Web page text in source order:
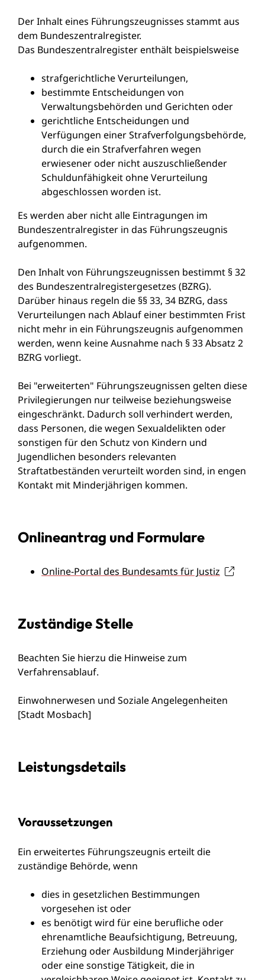
Der Inhalt eines Führungszeugnisses stammt aus
dem Bundeszentralregister.
Das Bundeszentralregister enthält beispielsweise
strafgerichtliche Verurteilungen,
bestimmte Entscheidungen von
Verwaltungsbehörden und Gerichten oder
gerichtliche Entscheidungen und
Verfügungen einer Strafverfolgungsbehörde,
durch die ein Strafverfahren wegen
erwiesener oder nicht auszuschließender
Schuldunfähigkeit ohne Verurteilung
abgeschlossen worden ist.
Es werden aber nicht alle Eintragungen im
Bundeszentralregister in das Führungszeugnis
aufgenommen.
Den Inhalt von Führungszeugnissen bestimmt § 32
des Bundeszentralregistergesetzes (BZRG).
Darüber hinaus regeln die §§ 33, 34 BZRG, dass
Verurteilungen nach Ablauf einer bestimmten Frist
nicht mehr in ein Führungszeugnis aufgenommen
werden, wenn keine Ausnahme nach § 33 Absatz 2
BZRG vorliegt.
Bei "erweiterten" Führungszeugnissen gelten diese
Privilegierungen nur teilweise beziehungsweise
eingeschränkt. Dadurch soll verhindert werden,
dass Personen, die wegen Sexualdelikten oder
sonstigen für den Schutz von Kindern und
Jugendlichen besonders relevanten
Straftatbeständen verurteilt worden sind, in engen
Kontakt mit Minderjährigen kommen.
Onlineantrag und Formulare
Online-Portal des Bundesamts für Justiz
Zuständige Stelle
Beachten Sie hierzu die Hinweise zum
Verfahrensablauf.
Einwohnerwesen und Soziale Angelegenheiten
[Stadt Mosbach]
Leistungsdetails
Voraussetzungen
Ein erweitertes Führungszeugnis erteilt die
zuständige Behörde, wenn
dies in gesetzlichen Bestimmungen
vorgesehen ist oder
es benötigt wird für eine berufliche oder
ehrenamtliche Beaufsichtigung, Betreuung,
Erziehung oder Ausbildung Minderjähriger
oder eine sonstige Tätigkeit, die in